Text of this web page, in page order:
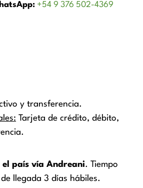
+54 9 376 502-4369
y transferencia.
Tarjeta de crédito, débito,
el país vía Andreani. Tiempo
llegada 3 días hábiles.